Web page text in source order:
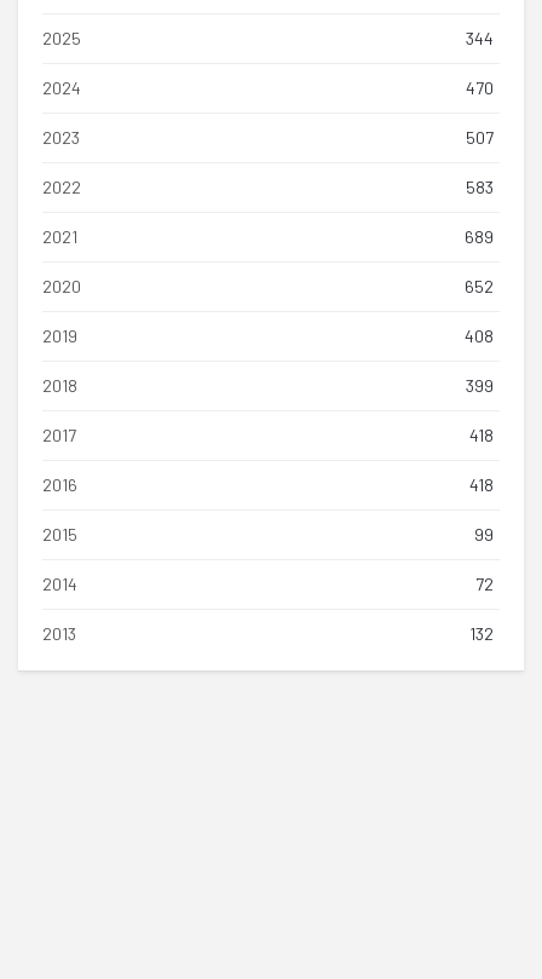
2025 344
2024 470
2023 507
2022 583
2021 689
2020 652
2019 408
2018 399
2017 418
2016 418
2015 99
2014 72
2013 132